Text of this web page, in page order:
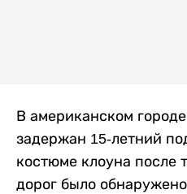
В американском
задержан 15-летний
костюме клоуна после
дорог было